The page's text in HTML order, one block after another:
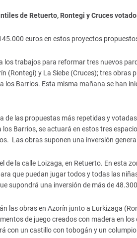
de Retuerto, Rontegi y Cruces
euros en estos proyectos
los trabajos para reformar tres nuevos
(Rontegi) y La Siebe (Cruces); tres obras
Barrios. Esta misma mañana se han
de las propuestas más repetidas y
Barrios, se actuará en estos tres
Las obras suponen una inversión
de la calle Loizaga, en Retuerto. En esta
que puedan jugar todos y todas las
supondrá una inversión de más de
las obras en Azorín junto a Lurkizaga
de juego creados con madera en
con un castillo con tobogán y un